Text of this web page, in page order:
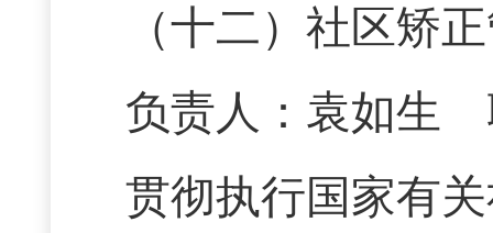
（十二）社区矫
负责人：袁如生
贯彻执行国家有